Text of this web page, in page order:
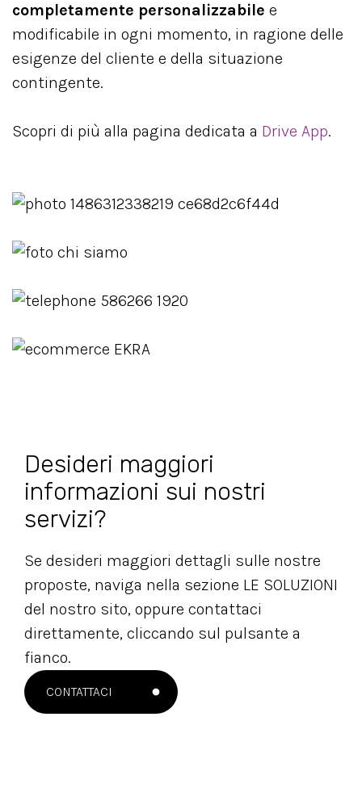
completamente personalizzabile e
modificabile in ogni momento, in ragione delle
esigenze del cliente e della situazione
contingente.
Scopri di più alla pagina dedicata a Drive App.
Desideri maggiori
informazioni sui nostri
servizi?
Se desideri maggiori dettagli sulle nostre
proposte, naviga nella sezione LE SOLUZIONI
del nostro sito, oppure contattaci
direttamente, cliccando sul pulsante a
fianco.
CONTATTACI